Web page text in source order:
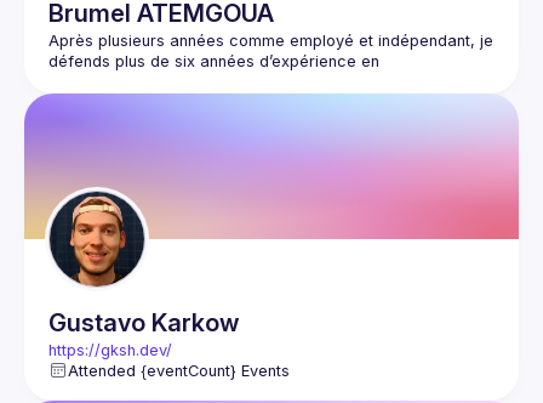
Brumel ATEMGOUA
Après plusieurs années comme employé et indépendant, je
défends plus de six années d’expérience en
affronter de nouveaux défis et challenges sont les
Gustavo Karkow
https://gksh.dev/
Attended {eventCount} Events